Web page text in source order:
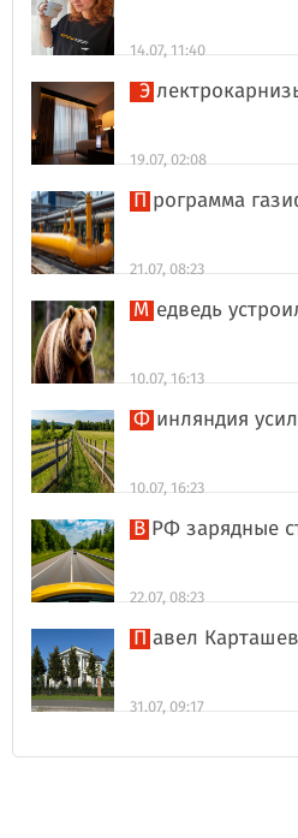
14.07, 11:40
19.07, 02:08
Программа
21.07, 08:23
Медведь
10.07, 16:13
Финляндия
10.07, 16:23
В РФ зарядные
22.07, 08:23
Павел
31.07, 09:17